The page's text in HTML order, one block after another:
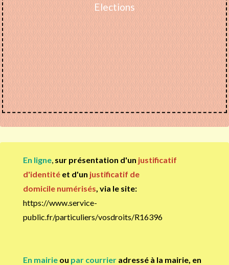
Elections
En ligne sur présentation d'un justificatif
d'identité et d'un justificatif de
domicile numérisés , via le site:
https://www.service-
public.fr/particuliers/vosdroits/R16396
En mairie ou par courrier adressé à la mairie, en